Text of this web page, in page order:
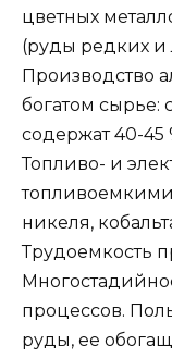
цветных
(руды редких и
Производство
богатом сырье:
содержат 40-45
Топливо- и
никеля,
Трудоемкость
процессов.
руды, ее